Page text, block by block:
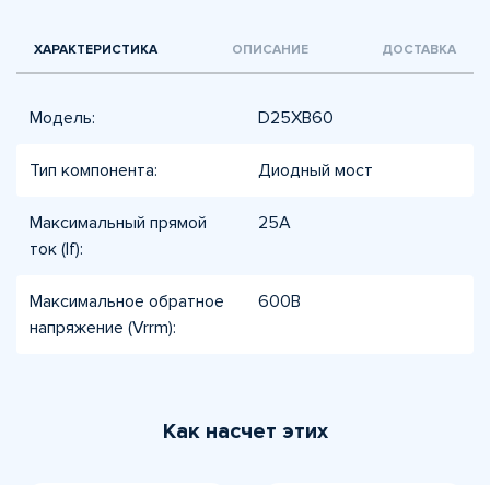
ХАРАКТЕРИСТИКА ОПИСАНИЕ ДОСТАВКА
Модель: D25XB60
Тип компонента: Диодный мост
Максимальный прямой
ток (If):
25А
Максимальное обратное
напряжение (Vrrm):
600В
Как насчет этих